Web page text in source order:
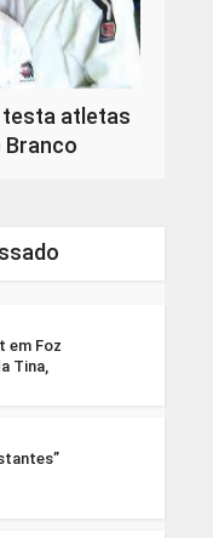
testa atletas
Branco
em Foz
Tina,